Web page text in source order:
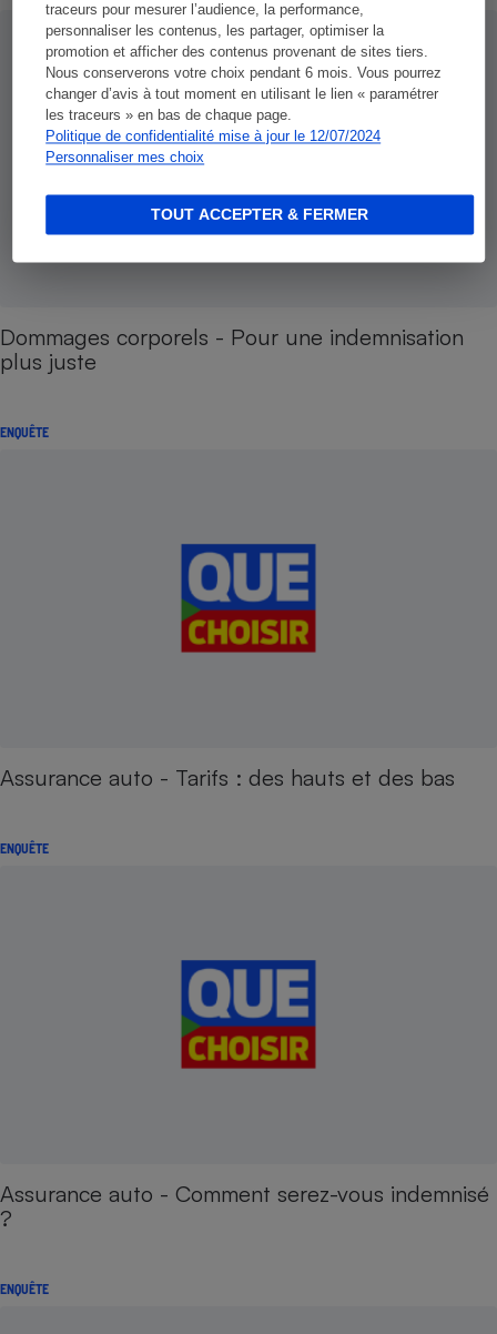
traceurs pour mesurer l’audience, la performance,
personnaliser les contenus, les partager, optimiser la
promotion et afficher des contenus provenant de sites tiers.
Nous conserverons votre choix pendant 6 mois. Vous pourrez
changer d’avis à tout moment en utilisant le lien « paramétrer
les traceurs » en bas de chaque page.
Politique de confidentialité mise à jour le 12/07/2024
Personnaliser mes choix
TOUT ACCEPTER & FERMER
Dommages corporels - Pour une indemnisation
plus juste
ENQUÊTE
Assurance auto - Tarifs : des hauts et des bas
ENQUÊTE
Assurance auto - Comment serez-vous indemnisé
?
ENQUÊTE